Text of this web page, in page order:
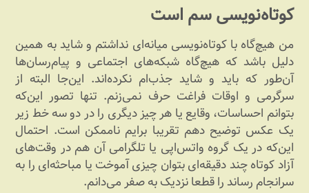
کوتاه‌نویسی سم است
من هیچ‌گاه با کوتاه‌نویسی میانه‌ای نداشتم و شاید به همین
دلیل باشد که هیچ‌گاه شبکه‌های اجتماعی و پیام‌رسان‌ها
آن‌طور که باید و شاید جذب‌ام نکرده‌اند. این‌جا البته از
سرگرمی و اوقات فراغت حرف نمی‌زنم. تنها تصور این‌که
بتوانم احساسات، وقایع یا هر چیز دیگری را در دو سه خط زیر
یک عکس توضیح دهم تقریبا برایم ناممکن است. احتمال
این‌که در یک گروه واتس‌اپی یا تلگرامی آن هم در وقت‌های
آزاد کوتاه چند دقیقه‌ای بتوان چیزی آموخت یا مباحثه‌ای را به
سرانجام رساند را قطعا نزدیک به صفر می‌دانم.